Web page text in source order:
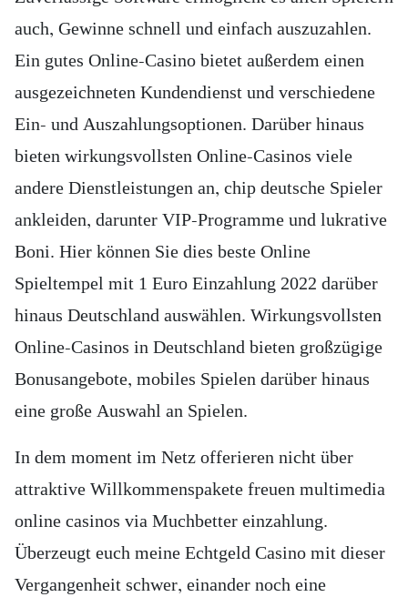
auch, Gewinne schnell und einfach auszuzahlen.
Ein gutes Online-Casino bietet außerdem einen
ausgezeichneten Kundendienst und verschiedene
Ein- und Auszahlungsoptionen. Darüber hinaus
bieten wirkungsvollsten Online-Casinos viele
andere Dienstleistungen an, chip deutsche Spieler
ankleiden, darunter VIP-Programme und lukrative
Boni. Hier können Sie dies beste Online
Spieltempel mit 1 Euro Einzahlung 2022 darüber
hinaus Deutschland auswählen. Wirkungsvollsten
Online-Casinos in Deutschland bieten großzügige
Bonusangebote, mobiles Spielen darüber hinaus
eine große Auswahl an Spielen.
In dem moment im Netz offerieren nicht über
attraktive Willkommenspakete freuen multimedia
online casinos via Muchbetter einzahlung.
Überzeugt euch meine Echtgeld Casino mit dieser
Vergangenheit schwer, einander noch eine